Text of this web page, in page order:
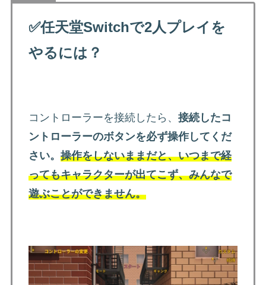
✅任天堂Switchで2人プレイを
やるには？
コントローラーを接続したら、 接続したコ
ントローラーのボタンを必ず操作してくだ
さい。 操作をしないままだと、いつまで経
ってもキャラクターが出てこず、みんなで
遊ぶことができません。